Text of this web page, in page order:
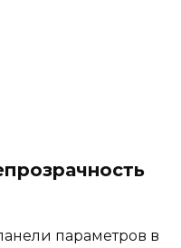
параметров в